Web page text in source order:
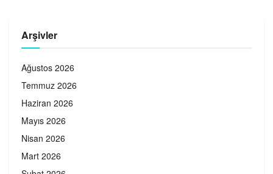
Arşivler
Ağustos 2026
Temmuz 2026
Haziran 2026
Mayıs 2026
Nisan 2026
Mart 2026